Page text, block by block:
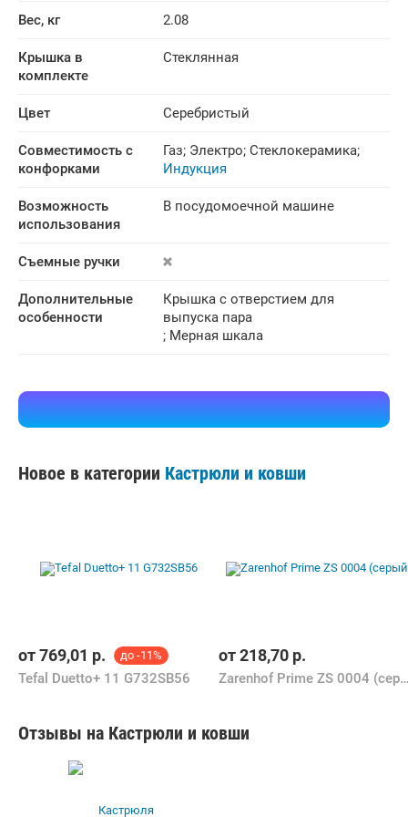
Вес, кг 2.08
Крышка в
комплекте
Стеклянная
Цвет Серебристый
Совместимость с
конфорками
Газ; Электро; Стеклокерамика;
Индукция
Возможность
использования
В посудомоечной машине
Съемные ручки
Дополнительные
особенности
Крышка с отверстием для
выпуска пара
; Мерная шкала
Новое в категории Кастрюли и ковши
от769,01 р. до -11%
Tefal Duetto+ 11 G732SB56
от218,70 р.
Zarenhof Prime
Отзывы на Кастрюли и ковши